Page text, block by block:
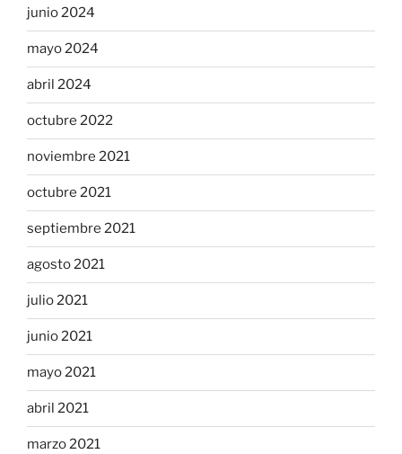
junio 2024
mayo 2024
abril 2024
octubre 2022
noviembre 2021
octubre 2021
septiembre 2021
agosto 2021
julio 2021
junio 2021
mayo 2021
abril 2021
marzo 2021